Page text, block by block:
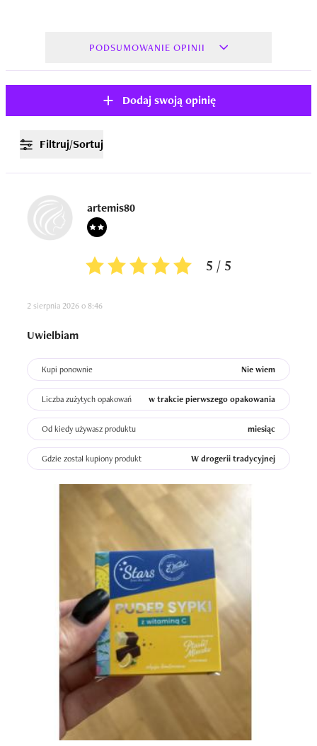
PODSUMOWANIE OPINII
Dodaj swoją opinię
Filtruj/Sortuj
artemis80
5 / 5
2 sierpnia 2026 o 8:46
Uwielbiam
Kupi ponownie Nie wiem
Liczba zużytych opakowań w trakcie pierwszego opakowania
Od kiedy używasz produktu miesiąc
Gdzie został kupiony produkt W drogerii tradycyjnej